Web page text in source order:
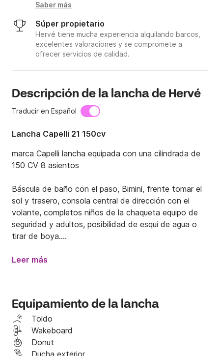
Saber más
Súper propietario
Hervé tiene mucha experiencia alquilando barcos,
excelentes valoraciones y se compromete a
ofrecer servicios de calidad.
Descripción de la lancha de Hervé
Traducir en Español
Lancha Capelli 21 150cv
marca Capelli lancha equipada con una cilindrada de
150 CV 8 asientos
Báscula de baño con el paso, Bimini, frente tomar el
sol y trasero, consola central de dirección con el
volante, completos niños de la chaqueta equipo de
seguridad y adultos, posibilidad de esquí de agua o
tirar de boya.
De Collioure está inmerso rápidamente en calas y
con la famosa bahía de Paulille, un poco más foco en
Cazadoras para niños de todos los tamaños
disponibles.
Leer más
Equipamiento de la lancha
Toldo
Wakeboard
Donut